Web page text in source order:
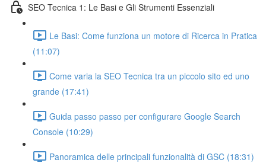
SEO Tecnica 1: Le Basi e Gli Strumenti Essenziali
Le Basi: Come funziona un motore di Ricerca in Pratica
(11:07)
Come varia la SEO Tecnica tra un piccolo sito ed uno
grande (17:41)
Guida passo passo per configurare Google Search
Console (10:29)
Panoramica delle principali funzionalità di GSC (18:31)